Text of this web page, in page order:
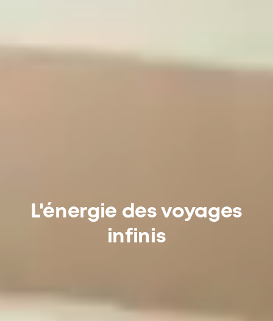
L'énergie des voyages
infinis